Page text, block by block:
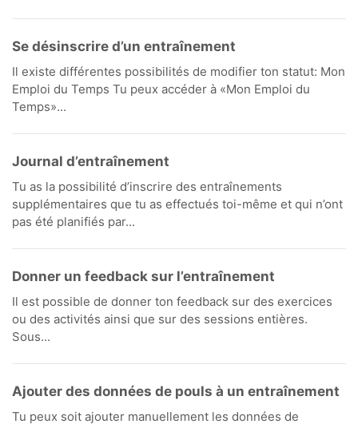
Se désinscrire d’un entraînement
Il existe différentes possibilités de modifier ton statut: Mon
Emploi du Temps Tu peux accéder à «Mon Emploi du
Temps»...
Journal d’entraînement
Tu as la possibilité d’inscrire des entraînements
supplémentaires que tu as effectués toi-même et qui n’ont
pas été planifiés par...
Donner un feedback sur l’entraînement
Il est possible de donner ton feedback sur des exercices
ou des activités ainsi que sur des sessions entières.
Sous...
Ajouter des données de pouls à un entraînement
Tu peux soit ajouter manuellement les données de